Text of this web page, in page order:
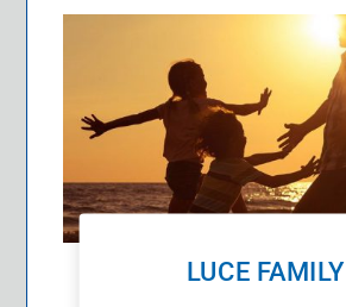
LUCE FAMILY